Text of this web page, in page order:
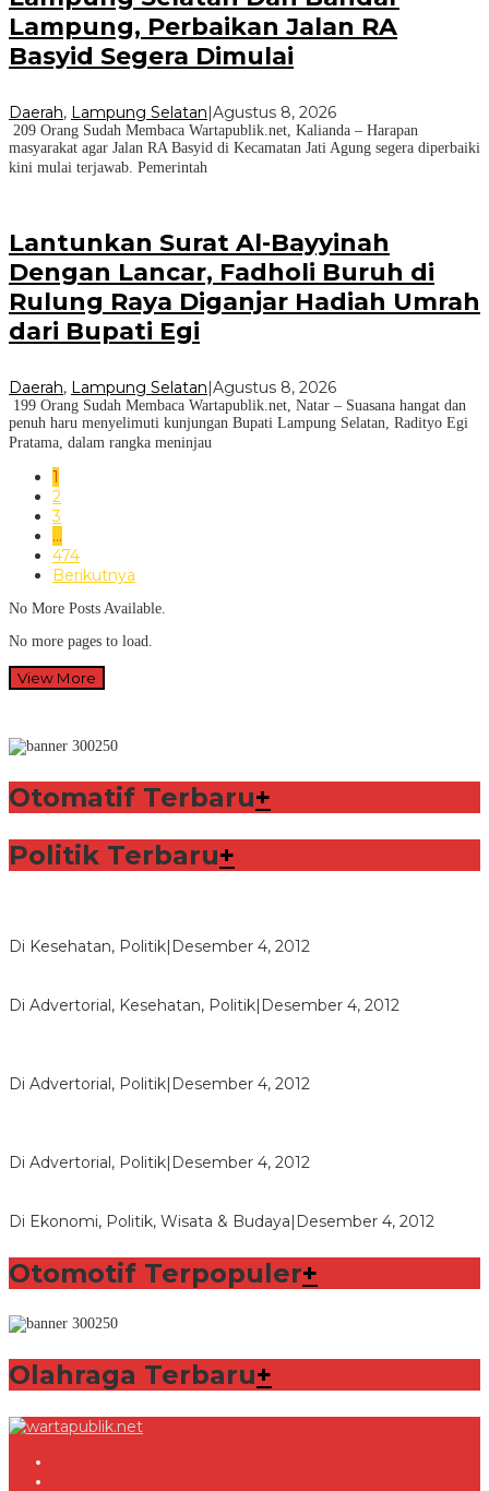
Lampung, Perbaikan Jalan RA
Basyid Segera Dimulai
Daerah, Lampung Selatan|Agustus 8, 2026
209 Orang Sudah Membaca Wartapublik.net, Kalianda – Harapan
masyarakat agar Jalan RA Basyid di Kecamatan Jati Agung segera diperbaiki
kini mulai terjawab. Pemerintah
Lantunkan Surat Al-Bayyinah
Dengan Lancar, Fadholi Buruh di
Rulung Raya Diganjar Hadiah Umrah
dari Bupati Egi
Daerah, Lampung Selatan Agustus 8, 2026
199 Orang Sudah Membaca Wartapublik.net, Natar – Suasana hangat dan
penuh haru menyelimuti kunjungan Bupati Lampung Selatan, Radityo Egi
Pratama, dalam rangka meninjau
1
2
3
…
474
Berikutnya
No More Posts Available.
No more pages to load.
View More
Otomatif Terbaru+
Politik Terbaru+
Di Kesehatan, Politik Desember 4, 2012
Di Advertorial, Kesehatan, Politik Desember 4, 2012
Di Advertorial, Politik Desember 4, 2012
Di Advertorial, Politik Desember 4, 2012
Di Ekonomi, Politik, Wisata & Budaya Desember 4, 2012
Otomotif Terpopuler+
Olahraga Terbaru+